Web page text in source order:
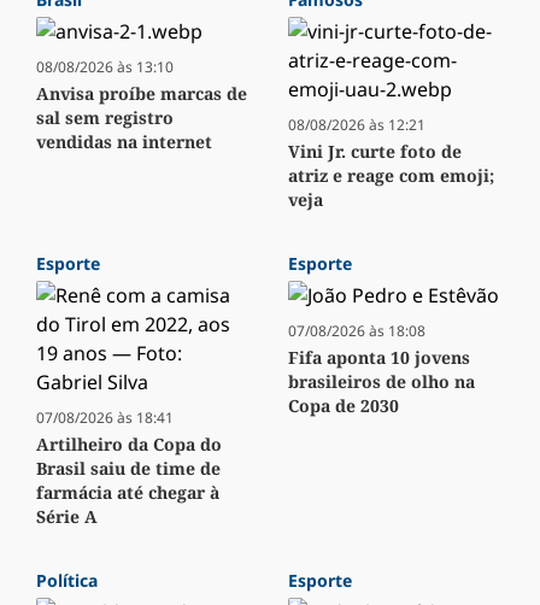
08/08/2026 às 13:10
Anvisa proíbe marcas de
sal sem registro
vendidas na internet
08/08/2026 às 12:21
Vini Jr. curte foto de
atriz e reage com emoji;
veja
Esporte
07/08/2026 às 18:41
Artilheiro da Copa do
Brasil saiu de time de
farmácia até chegar à
Série A
Esporte
07/08/2026 às 18:08
Fifa aponta 10 jovens
brasileiros de olho na
Copa de 2030
Política Esporte